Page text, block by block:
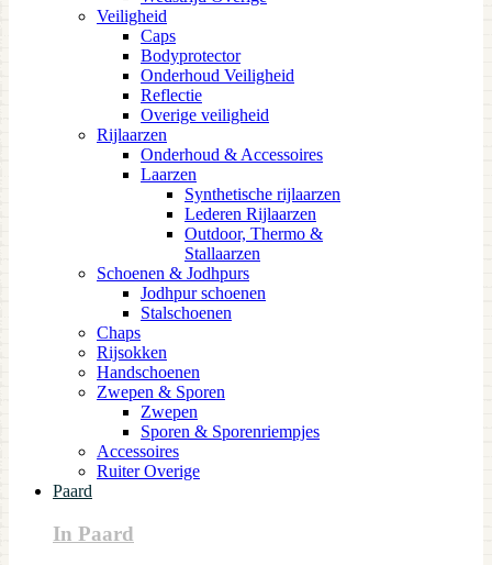
Veiligheid
Caps
Bodyprotector
Onderhoud Veiligheid
Reflectie
Overige veiligheid
Rijlaarzen
Onderhoud & Accessoires
Laarzen
Synthetische rijlaarzen
Lederen Rijlaarzen
Outdoor, Thermo &
Stallaarzen
Schoenen & Jodhpurs
Jodhpur schoenen
Stalschoenen
Chaps
Rijsokken
Handschoenen
Zwepen & Sporen
Zwepen
Sporen & Sporenriempjes
Accessoires
Ruiter Overige
Paard
In Paard